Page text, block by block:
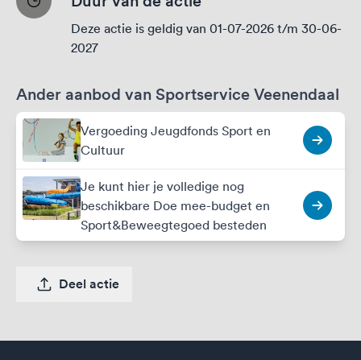
Deze actie is geldig van 01-07-2026 t/m 30-06-
2027
Ander aanbod van Sportservice Veenendaal
Vergoeding Jeugdfonds Sport en
Cultuur
Je kunt hier je volledige nog
beschikbare Doe mee-budget en
Sport&Beweegtegoed besteden
Deel actie